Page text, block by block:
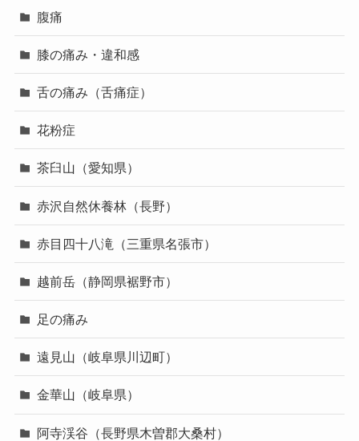
腹痛
膝の痛み・違和感
舌の痛み（舌痛症）
花粉症
茶臼山（愛知県）
赤沢自然休養林（長野）
赤目四十八滝（三重県名張市）
越前岳（静岡県裾野市）
足の痛み
遠見山（岐阜県川辺町）
金華山（岐阜県）
阿寺渓谷（長野県木曽郡大桑村）